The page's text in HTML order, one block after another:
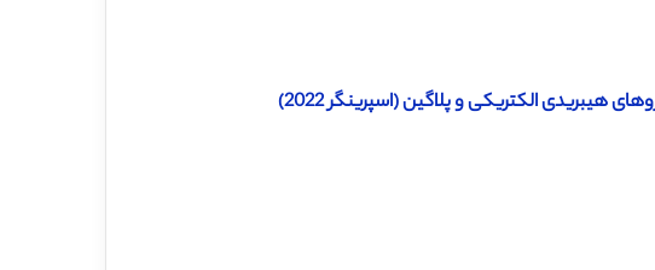
هیبریدی الکتریکی و پلاگین (اسپرینگر 2022)